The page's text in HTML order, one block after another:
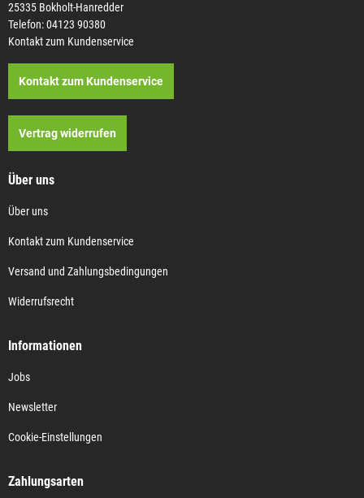
25335 Bokholt-Hanredder
Telefon: 04123 90380
Kontakt zum Kundenservice
Kontakt zum Kundenservice
Vertrag widerrufen
Über uns
Über uns
Kontakt zum Kundenservice
Versand und Zahlungsbedingungen
Widerrufsrecht
Informationen
Jobs
Newsletter
Cookie-Einstellungen
Zahlungsarten